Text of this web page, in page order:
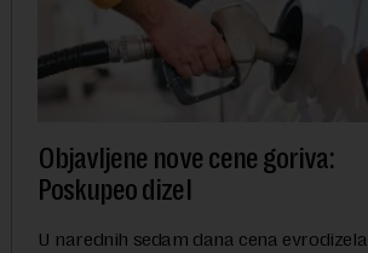
Objavljene nove cene goriva:
Poskupeo dizel
U narednih sedam dana cena evrodizela